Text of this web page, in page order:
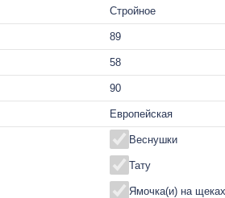
Стройное
89
58
90
Европейская
Веснушки
Тату
Ямочка(и) на щеках